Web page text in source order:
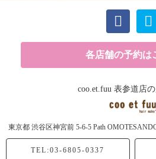
各店舗の予約は
coo.et.fuu 表参道店
東京都 渋谷区神宮前 5-6-5 Path
TEL:03-6805-0337